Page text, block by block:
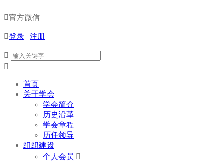
官方微信
登录 | 注册


首页
关于学会
学会简介
历史沿革
学会章程
历任领导
组织建设
个人会员 